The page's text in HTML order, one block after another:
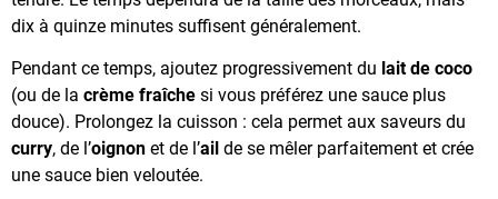
dix à quinze minutes suffisent généralement.
Pendant ce temps, ajoutez progressivement du lait de coco
(ou de la crème fraîche si vous préférez une sauce plus
douce). Prolongez la cuisson : cela permet aux saveurs du
curry, de l’oignon et de l’ail de se mêler parfaitement et crée
une sauce bien veloutée.